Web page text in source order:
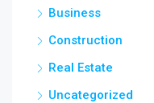
Business
Construction
Real Estate
Uncategorized